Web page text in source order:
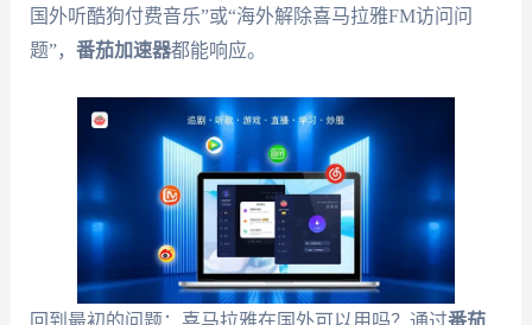
国外听酷狗付费音乐”或“海外解除喜马拉雅FM访问问
题”， 番茄加速器都能响应。